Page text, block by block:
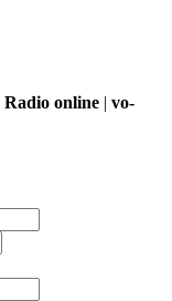
Radio online | vo-